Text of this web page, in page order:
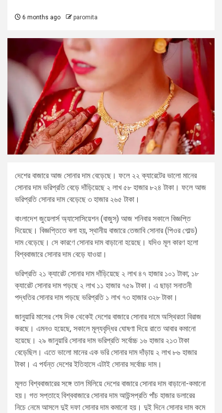
6 months ago paromita
দেশের বাজারে আজ সোনার দাম বেড়েছে। ফলে ২২ ক্যারেটের ভালো মানের
সোনার দাম ভরিপ্রতি বেড়ে দাঁড়িয়েছে ২ লাখ ৫৮ হাজার ৮২৪ টাকা। ফলে আজ
ভরিপ্রতি সোনার দাম বেড়েছে ৩ হাজার ২৬৫ টাকা।
বাংলাদেশ জুয়েলার্স অ্যাসোসিয়েশন (বাজুস) আজ শনিবার সকালে বিজ্ঞপ্তি
দিয়েছে। বিজ্ঞপ্তিতে বলা হয়, স্থানীয় বাজারে তেজাবি সোনার (পিওর গোল্ড)
দাম বেড়েছে। সে কারণে সোনার দাম বাড়ানো হয়েছে। যদিও মূল কারণ হলো
বিশ্ববাজারে সোনার দাম বেড়ে যাওয়া।
ভরিপ্রতি ২১ ক্যারেট সোনার দাম দাঁড়িয়েছে ২ লাখ ৪৭ হাজার ১০১ টাকা; ১৮
ক্যারেট সোনার দাম পড়ছে ২ লাখ ১১ হাজার ৭৫৯ টাকা। এ ছাড়া সনাতনী
পদ্ধতির সোনার দাম পড়ছে ভরিপ্রতি ১ লাখ ৭৩ হাজার ৩২৮ টাকা।
জানুয়ারি মাসের শেষ দিক থেকেই দেশের বাজারে সোনার দামে অস্থিরতা বিরাজ
করছে। এমনও হয়েছে, সকালে মূল্যবৃদ্ধির ঘোষণা দিয়ে রাতে আবার কমানো
হয়েছে। ২৯ জানুয়ারি সোনার দাম ভরিপ্রতি সর্বোচ্চ ১৬ হাজার ২১৩ টাকা
বেড়েছিল। এতে ভালো মানের এক ভরি সোনার দাম দাঁড়ায় ২ লাখ ৮৬ হাজার
টাকা। এ পর্যন্ত দেশের ইতিহাসে এটাই সোনার সর্বোচ্চ দাম।
মূলত বিশ্ববাজারের সঙ্গে তাল মিলিয়ে দেশের বাজারে সোনার দাম বাড়ানো-কমানো
হয়। গত সপ্তাহে বিশ্ববাজারে সোনার দাম আউন্সপ্রতি পাঁচ হাজার ডলারের
নিচে নেমে আসলে দুই দফা সোনার দাম কমানো হয়। দুই দিনে সোনার দাম কমে